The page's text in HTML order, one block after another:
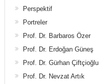
Perspektif
Portreler
Prof. Dr. Barbaros Özer
Prof. Dr. Erdoğan Güneş
Prof. Dr. Gürhan Çiftçioğlu
Prof. Dr. Nevzat Artık